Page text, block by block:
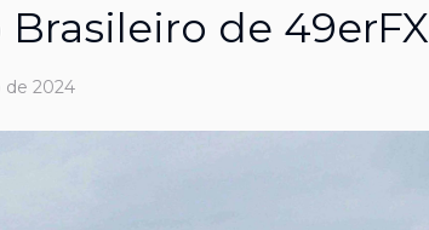
de 49erFX
de 2024